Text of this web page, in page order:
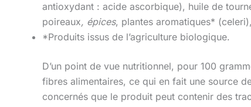
antioxydant : acide ascorbique), huile de
poireaux, épices, plantes aromatiques*
*Produits issus de l’agriculture biologique.
D’un point de vue nutritionnel, pour 100
fibres alimentaires, ce qui en fait une source
concernés que le produit peut contenir des